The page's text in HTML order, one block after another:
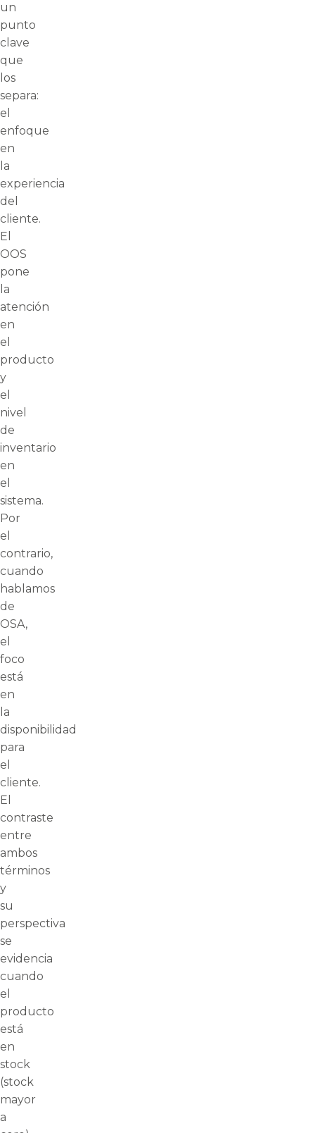
un
punto
clave
que
los
separa:
el
enfoque
en
la
experiencia
del
cliente.
El
OOS
pone
la
atención
en
el
producto
y
el
nivel
de
inventario
en
el
sistema.
Por
el
contrario,
cuando
hablamos
de
OSA,
el
foco
está
en
la
disponibilidad
para
el
cliente.
El
contraste
entre
ambos
términos
y
su
perspectiva
se
evidencia
cuando
el
producto
está
en
stock
(stock
mayor
a